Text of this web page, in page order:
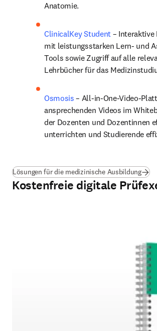
Anatomie.
ClinicalKey Student – Interaktive
mit leistungsstarken Lern- und
Tools sowie Zugriff auf alle
Lehrbücher für das
Osmosis – All-in-One-Video-
ansprechenden Videos im
der Dozenten und Dozentinnen
unterrichten und Studierende
Lösungen für die medizinische Ausbildung(
Kostenfreie digitale